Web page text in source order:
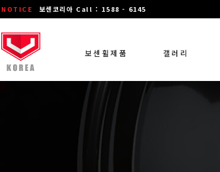
NOTICE 보센코리아 Call : 1588 - 6145
보센휠제품 갤러리